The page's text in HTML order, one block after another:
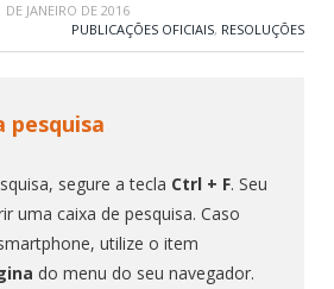
DE JANEIRO DE 2016
PUBLICAÇÕES OFICIAIS, RESOLUÇÕES
pesquisa
segure a tecla Ctrl + F. Seu
uma caixa de pesquisa. Caso
utilize o item
do menu do seu navegador.